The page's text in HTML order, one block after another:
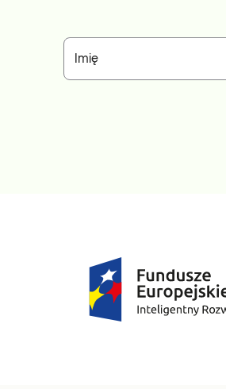
Imię